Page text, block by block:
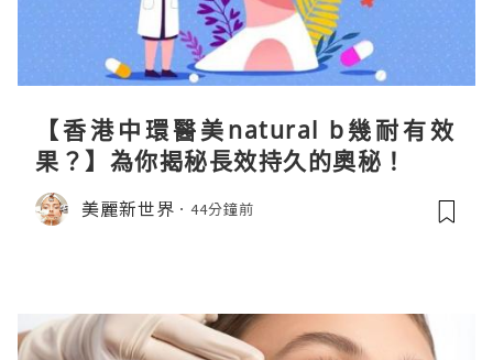
【香港中環醫美natural b幾耐有效
果？】為你揭秘長效持久的奧秘！
美麗新世界 44分鐘前